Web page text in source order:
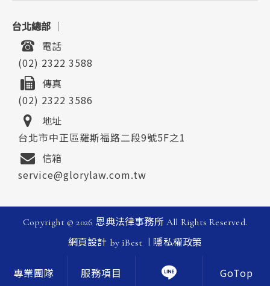
台北總部 ｜
地址
台北市中正區羅斯福路二段9號5F之1
電話
(02) 2322 3588
傳真
(02) 2322 3586
信箱
service@glorylaw.com.tw
Copyright © 2026 恩典法律事務所 All Rights Reserved.
網頁設計 by iBest | 隱私權政策
專業團隊 服務項目 GoTop